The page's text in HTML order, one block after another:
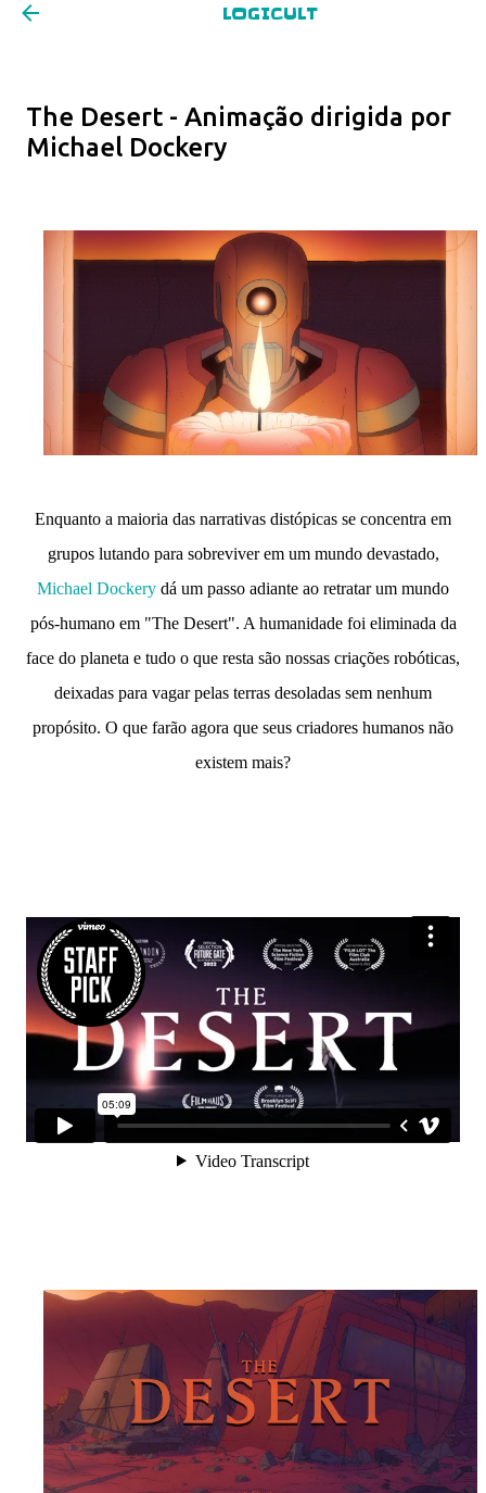
LOGICULT
The Desert - Animação dirigida por
Michael Dockery
Enquanto a maioria das narrativas distópicas se concentra em
grupos lutando para sobreviver em um mundo devastado,
Michael Dockery dá um passo adiante ao retratar um mundo
pós-humano em "The Desert". A humanidade foi eliminada da
face do planeta e tudo o que resta são nossas criações robóticas,
deixadas para vagar pelas terras desoladas sem nenhum
propósito. O que farão agora que seus criadores humanos não
existem mais?